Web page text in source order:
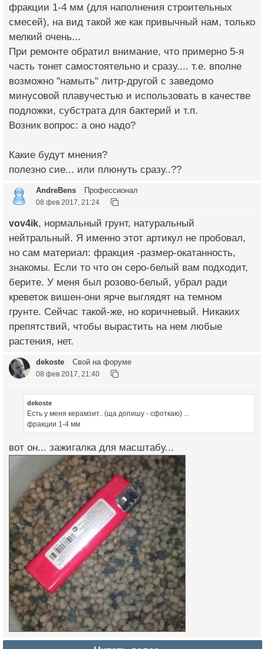
фракции 1-4 мм (для наполнения строительных
смесей), на вид такой же как привычный нам, только
мелкий очень...
При ремонте обратил внимание, что примерно 5-я
часть тонет самостоятельно и сразу.... т.е. вполне
возможно "намыть" литр-другой с заведомо
минусовой плавучестью и использовать в качестве
подложки, субстрата для бактерий и т.п.
Возник вопрос: а оно надо?
Какие будут мнения?
полезно сие... или плюнуть сразу..??
AndreBens Профессионал
08 фев 2017, 21:24
vov4ik, нормальный грунт, натуральный
нейтральный. Я именно этот артикул не пробовал,
но сам материал: фракция -размер-окатанность,
знакомы. Если то что он серо-белый вам подходит,
берите. У меня был розово-белый, убрал ради
креветок вишен-они ярче выглядят на темном
грунте. Сейчас такой-же, но коричневый. Никаких
препятствий, чтобы вырастить на нем любые
растения, нет.
dekoste Свой на форуме
08 фев 2017, 21:40
dekoste
Есть у меня керамзит.. (ща допишу - сфоткаю) ...
фракции 1-4 мм
вот он... зажигалка для масштабу...